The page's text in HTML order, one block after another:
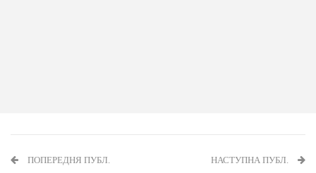
ПОПЕРЕДНЯ ПУБЛ. НАСТУПНА ПУБЛ.